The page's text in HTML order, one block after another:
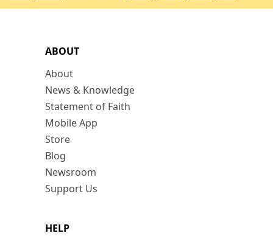
ABOUT
About
News & Knowledge
Statement of Faith
Mobile App
Store
Blog
Newsroom
Support Us
HELP